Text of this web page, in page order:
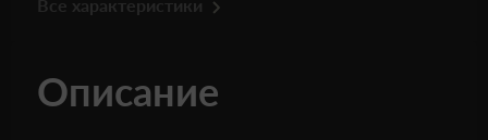
Все характеристики
Описание